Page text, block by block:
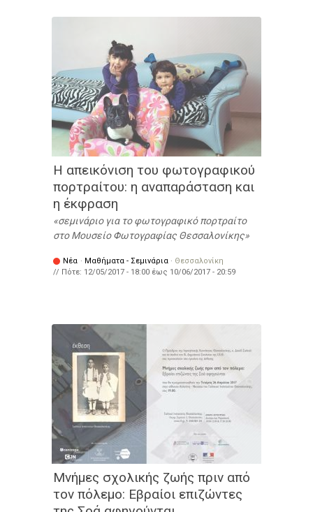
Η απεικόνιση του φωτογραφικού
πορτραίτου: η αναπαράσταση και
η έκφραση
σεμινάριο για το φωτογραφικό πορτραίτο
στο Μουσείο Φωτογραφίας Θεσσαλονίκης
Νέα · Μαθήματα - Σεμινάρια · Θεσσαλονίκη
// Πότε: 12/05/2017 - 18:00 έως 10/06/2017 - 20:59
Μνήμες σχολικής ζωής πριν από
τον πόλεμο: Εβραίοι επιζώντες